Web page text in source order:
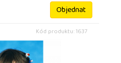
Objednat
Kód produktu: 1637